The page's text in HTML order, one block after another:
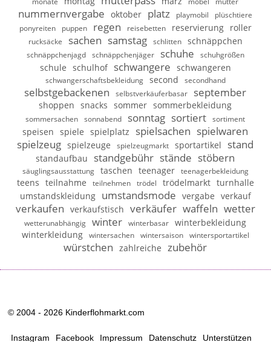
nummernvergabe oktober platz playmobil
plüschtiere
ponyreiten
puppen regen reisebetten reservierung roller
rucksäcke sachen samstag schlitten schnäppchen
schnäppchenjagd schnäppchenjäger schuhe schuhgrößen
schule schulhof schwangere schwangeren
schwangerschaftsbekleidung second secondhand
selbstgebackenen selbstverkäuferbasar september
shoppen snacks sommer sommerbekleidung
sommersachen sonnabend sonntag sortiert sortiment
speisen spiele spielplatz spielsachen spielwaren
spielzeug spielzeuge spielzeugmarkt sportartikel stand
standaufbau standgebühr stände stöbern
säuglingsausstattung taschen teenager teenagerbekleidung
teens teilnahme teilnehmen trödel trödelmarkt turnhalle
umstandskleidung umstandsmode vergabe verkauf
verkaufen verkaufstisch verkäufer waffeln wetter
wetterunabhängig winter winterbasar
winterbekleidung
winterkleidung
wintersachen wintersaison wintersportartikel
würstchen zahlreiche zubehör
© 2004 - 2026 Kinderflohmarkt.com
Instagram Facebook Impressum Datenschutz Unterstützen